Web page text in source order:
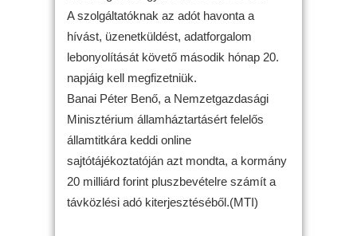
A szolgáltatóknak az adót havonta a
hívást, üzenetküldést, adatforgalom
lebonyolítását követő második hónap 20.
napjáig kell megfizetniük.
Banai Péter Benő, a Nemzetgazdasági
Minisztérium államháztartásért felelős
államtitkára keddi online
sajtótájékoztatóján azt mondta, a kormány
20 milliárd forint pluszbevételre számít a
távközlési adó kiterjesztéséből.(MTI)